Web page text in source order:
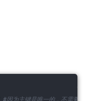
#因为主键是唯一的，不需要指